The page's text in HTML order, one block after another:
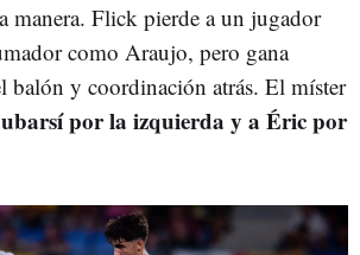
manera. Flick pierde a un jugador
como Araujo, pero gana
balón y coordinación atrás. El míster
por la izquierda y a Éric por